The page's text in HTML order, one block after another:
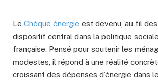
Le Chèque énergie est devenu, au fil des
dispositif central dans la politique
française. Pensé pour soutenir les
modestes, il répond à une réalité
croissant des dépenses d’énergie dans